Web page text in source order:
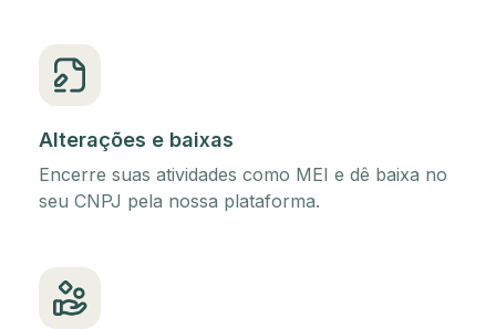
Alterações e baixas
Encerre suas atividades como MEI e dê baixa no
seu CNPJ pela nossa plataforma.